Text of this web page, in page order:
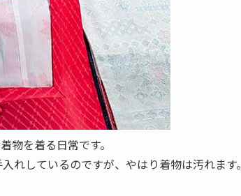
物を着る日常です。
れしているのですが、やはり着物は汚れます。